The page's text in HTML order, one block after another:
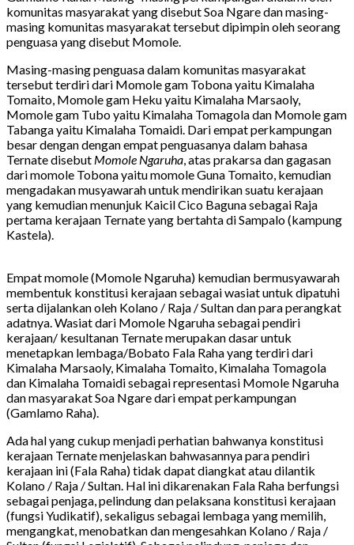
komunitas masyarakat yang disebut Soa Ngare dan masing-
masing komunitas masyarakat tersebut dipimpin oleh seorang
penguasa yang disebut Momole.
Masing-masing penguasa dalam komunitas masyarakat
tersebut terdiri dari Momole gam Tobona yaitu Kimalaha
Tomaito, Momole gam Heku yaitu Kimalaha Marsaoly,
Momole gam Tubo yaitu Kimalaha Tomagola dan Momole gam
Tabanga yaitu Kimalaha Tomaidi. Dari empat perkampungan
besar dengan dengan empat penguasanya dalam bahasa
Ternate disebut Momole Ngaruha, atas prakarsa dan gagasan
dari momole Tobona yaitu momole Guna Tomaito, kemudian
mengadakan musyawarah untuk mendirikan suatu kerajaan
yang kemudian menunjuk Kaicil Cico Baguna sebagai Raja
pertama kerajaan Ternate yang bertahta di Sampalo (kampung
Kastela).
Empat momole (Momole Ngaruha) kemudian bermusyawarah
membentuk konstitusi kerajaan sebagai wasiat untuk dipatuhi
serta dijalankan oleh Kolano / Raja / Sultan dan para perangkat
adatnya. Wasiat dari Momole Ngaruha sebagai pendiri
kerajaan/ kesultanan Ternate merupakan dasar untuk
menetapkan lembaga/Bobato Fala Raha yang terdiri dari
Kimalaha Marsaoly, Kimalaha Tomaito, Kimalaha Tomagola
dan Kimalaha Tomaidi sebagai representasi Momole Ngaruha
dan masyarakat Soa Ngare dari empat perkampungan
(Gamlamo Raha).
Ada hal yang cukup menjadi perhatian bahwanya konstitusi
kerajaan Ternate menjelaskan bahwasannya para pendiri
kerajaan ini (Fala Raha) tidak dapat diangkat atau dilantik
Kolano / Raja / Sultan. Hal ini dikarenakan Fala Raha berfungsi
sebagai penjaga, pelindung dan pelaksana konstitusi kerajaan
(fungsi Yudikatif), sekaligus sebagai lembaga yang memilih,
mengangkat, menobatkan dan mengesahkan Kolano / Raja /